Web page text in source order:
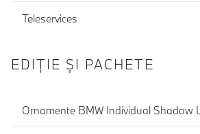
Teleservices
EDIŢIE ŞI PACHETE
Ornamente BMW Individual Shadow